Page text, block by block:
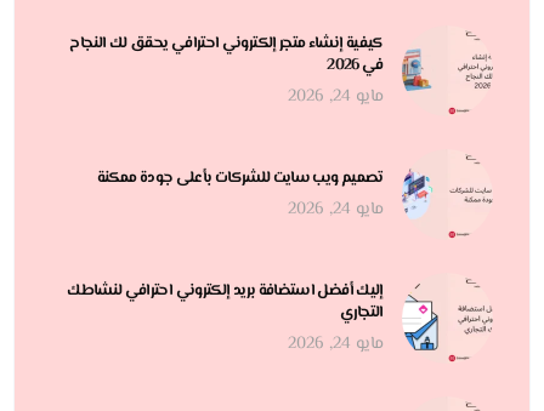
كيفية إنشاء متجر إلكتروني احترافي يحقق لك النجاح
في 2026
مايو 24, 2026
تصميم ويب سايت للشركات بأعلى جودة ممكنة
مايو 24, 2026
إليك أفضل استضافة بريد إلكتروني احترافي لنشاطك
التجاري
مايو 24, 2026